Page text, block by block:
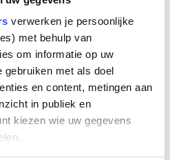
verwerken je persoonlijke
met behulp van
om informatie op uw
gebruiken met als doel
en content, metingen aan
in publiek en
kiezen wie uw gegevens